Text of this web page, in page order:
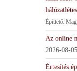
Építtető:
Az online
2026-08-05
Értesítés